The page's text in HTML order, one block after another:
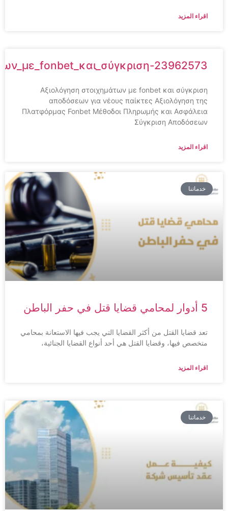
اقراء المزيد
23962573
Αξιολόγηση στοιχημάτων με fonbet και σύγκριση
αποδόσεων για νέους παίκτες Αξιολόγηση της
Πλατφόρμας Fonbet Μέθοδοι Πληρωμής και Ασφάλεια
Σύγκριση Αποδόσεων
اقراء المزيد
خدماتنا
تعد قضايا القتل من أكثر القضايا التي يجب فيها الاستعانة بمحامي
متخصص فيها، وقضايا القتل هي أحد أنواع القضايا الجنائية،
اقراء المزيد
خدماتنا